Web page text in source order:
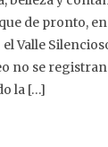
de pronto,
Valle
no se
la […]